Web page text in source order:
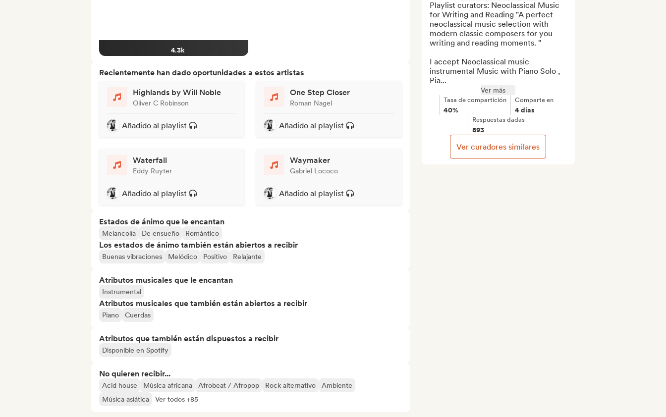
4.3k
Recientemente han dado oportunidades a estos artistas
Highlands by Will Noble
Oliver C Robinson
Añadido al playlist
One Step Closer
Roman Nagel
Añadido al playlist
Waterfall
Eddy Ruyter
Añadido al playlist
Waymaker
Gabriel Lococo
Añadido al playlist
Estados de ánimo que le encantan
Melancolía De ensueño Romántico
Los estados de ánimo también están abiertos a recibir
Buenas vibraciones Melódico Positivo Relajante
Atributos musicales que le encantan
Instrumental
Atributos musicales que también están abiertos a recibir
Piano Cuerdas
Atributos que también están dispuestos a recibir
Disponible en Spotify
No quieren recibir...
Acid house Música africana Afrobeat / Afropop Rock alternativo
Ambiente
Música asiática
Ver todos +85
Playlist curators: Neoclassical Music
for Writing and Reading "A perfect
neoclassical music selection with
modern classic composers for you
writing and reading moments. "
I accept Neoclassical music
instrumental Music with Piano Solo ,
Pia...
Ver más
Tasa de compartición
40%
Comparte en
4 días
Respuestas dadas
893
Ver curadores similares